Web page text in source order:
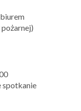
spotkanie